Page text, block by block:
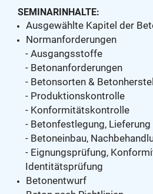
SEMINARINHALTE:
Ausgewählte Kapitel der
Normanforderungen
- Ausgangsstoffe
- Betonanforderungen
- Betonsorten &
- Produktionskontrolle
- Konformitätskontrolle
- Betonfestlegung, Lieferung
- Betoneinbau,
- Eignungsprüfung,
Identitätsprüfung
Betonentwurf